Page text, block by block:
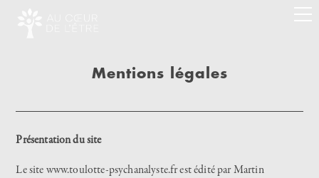
Mentions légales
Présentation du site
Le site www.toulotte-psychanalyste.fr est édité par Martin